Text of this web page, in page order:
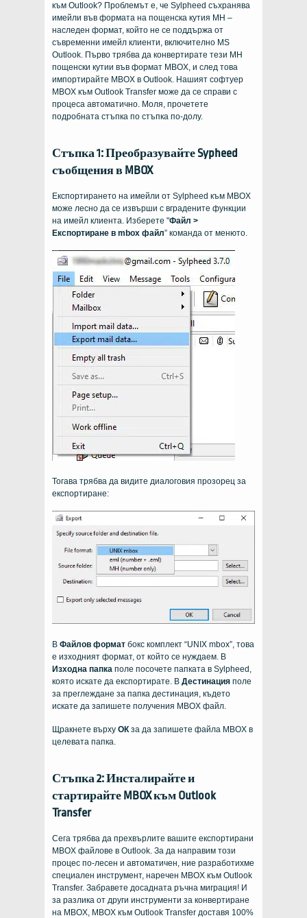
към Outlook? Проблемът е, че Sylpheed съхранява
имейли във формата на пощенска кутия MH –
наследен формат, който не се поддържа от
съвременни имейл клиенти, включително MS
Outlook. Първо трябва да конвертирате тези MH
пощенски кутии във формат MBOX, и след това
импортирайте MBOX в Outlook. Нашият софтуер
MBOX към Outlook Transfer може да се справи с
процеса автоматично. Моля, прочетете
подробната стъпка по стъпка по-долу.
Стъпка 1: Преобразувайте Sypheed
съобщения в MBOX
Експортирането на имейли от Sylpheed към MBOX
може лесно да се извърши с вградените функции
на имейл клиента. Изберете "Файл >
Експортиране в mbox файл” команда от менюто.
Тогава трябва да видите диалоговия прозорец за
експортиране:
В Файлов формат бокс комплект “UNIX mbox”, това
е изходният формат, от който се нуждаем. В
Изходна папка поле посочете папката в Sylpheed,
която искате да експортирате. В Дестинация поле
за преглеждане за папка дестинация, където
искате да запишете получения MBOX файл.
Щракнете върху ОКза да запишете файла MBOX в
целевата папка.
Стъпка 2: Инсталирайте и
стартирайте MBOX към Outlook
Transfer
Сега трябва да прехвърлите вашите експортирани
MBOX файлове в Outlook. За да направим този
процес по-лесен и автоматичен, ние разработихме
специален инструмент, наречен MBOX към Outlook
Transfer. Забравете досадната ръчна миграция! И
за разлика от други инструменти за конвертиране
на MBOX, MBOX към Outlook Transfer доставя 100%